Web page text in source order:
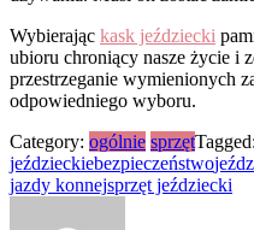
Wybierając kask jeździecki
ubioru chroniący nasze życie i
przestrzeganie wymienionych
odpowiedniego wyboru.
Category: ogólnie sprzętTagged:
jeździeckiebezpieczeństwo
jazdy konnejsprzęt jeździecki